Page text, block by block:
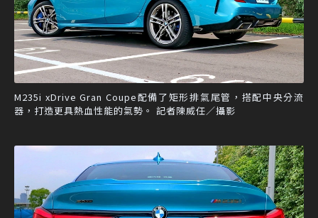
M235i xDrive Gran Coupe配備了矩形排氣尾管，搭配中央分流
器，打造更具熱血性能的氣勢。 記者陳威任／攝影